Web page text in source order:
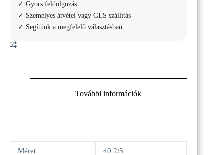
CLAY
teniszcipő
mennyiség
✓ Gyors feldolgozás
✓ Személyes átvétel vagy GLS szállítás
✓ Segítünk a megfelelő választásban
További információk
Méret 40 2/3